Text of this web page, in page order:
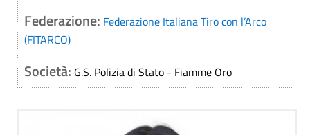
Federazione: Federazione Italiana Tiro con l’Arco
(FITARCO)
Società: G.S. Polizia di Stato - Fiamme Oro